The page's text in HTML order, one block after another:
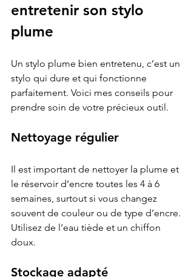
entretenir son stylo
plume
Un stylo plume bien entretenu, c’est un
stylo qui dure et qui fonctionne
parfaitement. Voici mes conseils pour
prendre soin de votre précieux outil.
Nettoyage régulier
Il est important de nettoyer la plume et
le réservoir d’encre toutes les 4 à 6
semaines, surtout si vous changez
souvent de couleur ou de type d’encre.
Utilisez de l’eau tiède et un chiffon
doux.
Stockage adapté